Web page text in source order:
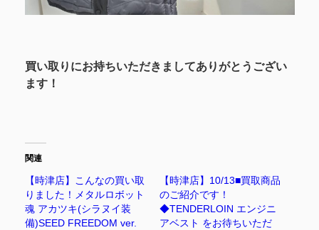
買い取りにお持ちいただきましてありがとうござい
ます！
関連
【時津店】こんなの買い取
りました！メタルロボット
魂 アカツキ(シラヌイ装
備)SEED FREEDOM ver.
【時津店】10/13■買取商品
のご紹介です！
◆TENDERLOIN エンジニ
アベスト をお待ちいただ